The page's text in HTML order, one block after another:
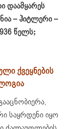
დაამყარეს
– ჰიტლერი–
წელს;
ქვეყნების
საყრდენი იყო